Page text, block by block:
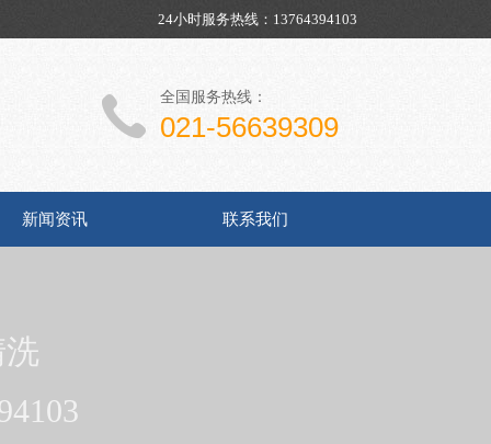
24小时服务热线：13764394103
全国服务热线：
021-56639309
新闻资讯 联系我们